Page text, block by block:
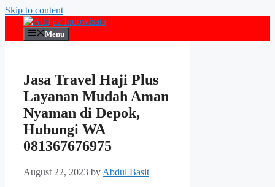
Skip to content
Menu
Jasa Travel Haji Plus
Layanan Mudah Aman
Nyaman di Depok,
Hubungi WA
081367676975
August 22, 2023 by Abdul Basit